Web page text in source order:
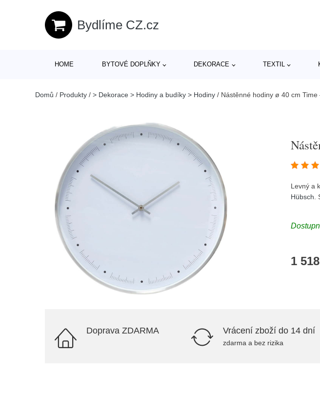
Bydlíme CZ.cz
HOME BYTOVÉ DOPLŇKY DEKORACE TEXTIL
Domů / Produkty / > Dekorace > Hodiny a budíky > Hodiny / Nástěnné hodiny ø 40 cm Time
Levný a
Hübsch
1
Doprava ZDARMA Vrácení zboží do 14 dní
zdarma a bez rizika